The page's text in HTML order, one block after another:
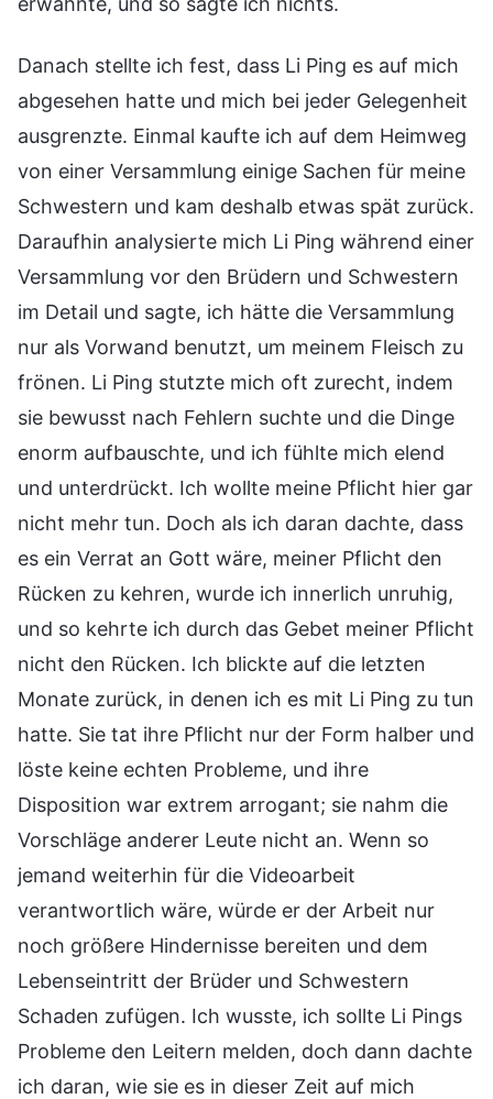
Danach stellte ich fest, dass Li Ping es auf mich
abgesehen hatte und mich bei jeder Gelegenheit
ausgrenzte. Einmal kaufte ich auf dem Heimweg
von einer Versammlung einige Sachen für meine
Schwestern und kam deshalb etwas spät zurück.
Daraufhin analysierte mich Li Ping während einer
Versammlung vor den Brüdern und Schwestern
im Detail und sagte, ich hätte die Versammlung
nur als Vorwand benutzt, um meinem Fleisch zu
frönen. Li Ping stutzte mich oft zurecht, indem
sie bewusst nach Fehlern suchte und die Dinge
enorm aufbauschte, und ich fühlte mich elend
und unterdrückt. Ich wollte meine Pflicht hier gar
nicht mehr tun. Doch als ich daran dachte, dass
es ein Verrat an Gott wäre, meiner Pflicht den
Rücken zu kehren, wurde ich innerlich unruhig,
und so kehrte ich durch das Gebet meiner Pflicht
nicht den Rücken. Ich blickte auf die letzten
Monate zurück, in denen ich es mit Li Ping zu tun
hatte. Sie tat ihre Pflicht nur der Form halber und
löste keine echten Probleme, und ihre
Disposition war extrem arrogant; sie nahm die
Vorschläge anderer Leute nicht an. Wenn so
jemand weiterhin für die Videoarbeit
verantwortlich wäre, würde er der Arbeit nur
noch größere Hindernisse bereiten und dem
Lebenseintritt der Brüder und Schwestern
Schaden zufügen. Ich wusste, ich sollte Li Pings
Probleme den Leitern melden, doch dann dachte
ich daran, wie sie es in dieser Zeit auf mich